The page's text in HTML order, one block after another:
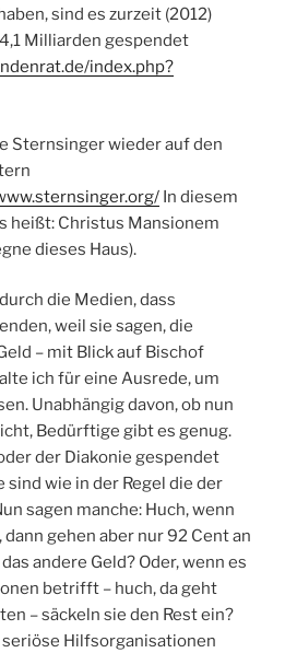
sind es zurzeit (2012)
Milliarden gespendet
index.php?
Sternsinger wieder auf den
In diesem
heißt: Christus Mansionem
dieses Haus).
die Medien, dass
weil sie sagen, die
– mit Blick auf Bischof
ich für eine Ausrede, um
Unabhängig davon, ob nun
Bedürftige gibt es genug.
der Diakonie gespendet
sind wie in der Regel die der
sagen manche: Huch, wenn
gehen aber nur 92 Cent an
andere Geld? Oder, wenn es
betrifft – huch, da geht
– säckeln sie den Rest ein?
seriöse Hilfsorganisationen